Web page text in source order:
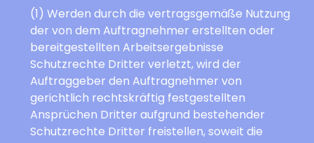
(1) Werden durch die vertragsgemäße Nutzung
der von dem Auftragnehmer erstellten oder
bereitgestellten Arbeitsergebnisse
Schutzrechte Dritter verletzt, wird der
Auftraggeber den Auftragnehmer von
gerichtlich rechtskräftig festgestellten
Ansprüchen Dritter aufgrund bestehender
Schutzrechte Dritter freistellen, soweit die